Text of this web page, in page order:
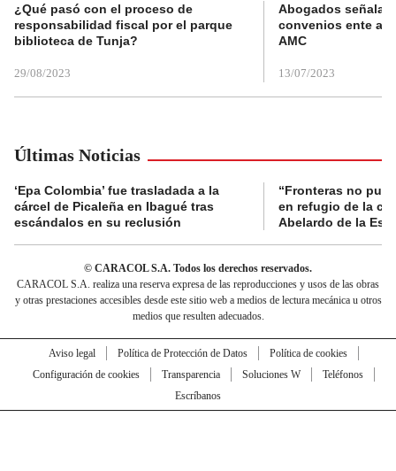
¿Qué pasó con el proceso de
responsabilidad fiscal por el parque
biblioteca de Tunja?
29/08/2023
Abogados
convenios ente
AMC
13/07/2023
Últimas Noticias
‘Epa Colombia’ fue trasladada a la
cárcel de Picaleña en Ibagué tras
escándalos en su reclusión
“Fronteras no
en refugio de la
Abelardo de la
© CARACOL S.A. Todos los derechos reservados.
CARACOL S.A. realiza una reserva expresa de las reproducciones y usos de las obras
y otras prestaciones accesibles desde este sitio web a medios de lectura mecánica u otros
medios que resulten adecuados.
Aviso legal Política de Protección de Datos
Política de cookies
Configuración de cookies
Transparencia Soluciones W
Teléfonos
Escríbanos